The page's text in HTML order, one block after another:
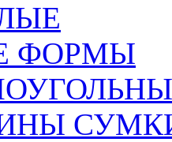
ФОРМЫ